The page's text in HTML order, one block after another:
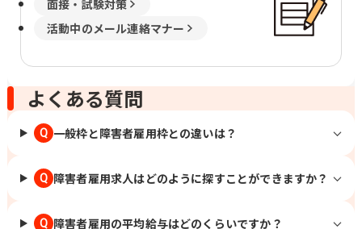
面接・試験対策
活動中のメール連絡マナー
よくある質問
Q 一般枠と障害者雇用枠との違いは？
Q 障害者雇用求人はどのように探すことができますか？
Q 障害者雇用の平均給与はどのくらいですか？